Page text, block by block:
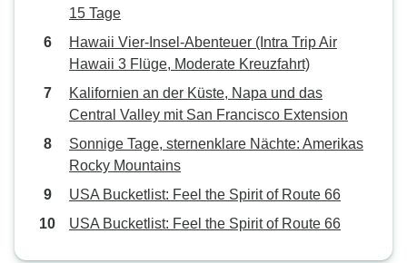
15 Tage
Hawaii Vier-Insel-Abenteuer (Intra Trip Air
Hawaii 3 Flüge, Moderate Kreuzfahrt)
Kalifornien an der Küste, Napa und das
Central Valley mit San Francisco Extension
Sonnige Tage, sternenklare Nächte: Amerikas
Rocky Mountains
USA Bucketlist: Feel the Spirit of Route 66
USA Bucketlist: Feel the Spirit of Route 66